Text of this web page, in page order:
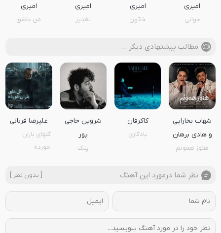
امیری
جوانی
امیری
خاتون
امیری
تقدیر
امیری
من عاشق
مطالب پیشنهادی دیگر …
شهاب بخارایی
و هادی برهان
هنوز همونم
کاکرفان
یادگاری
شروین حاجی
پور
پتک
علیرضا قربانی
گلهای باران
خورده
نظر شما درمورد این آهنگ [ بدون نظر ]